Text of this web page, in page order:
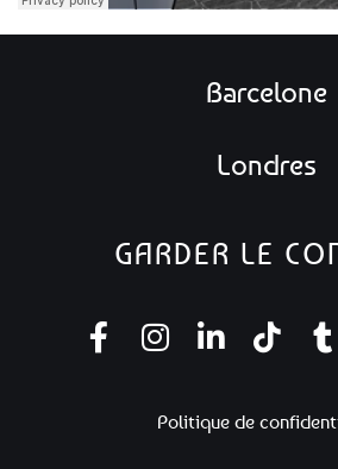
Barcelone
Londres
GARDER LE
Politique de